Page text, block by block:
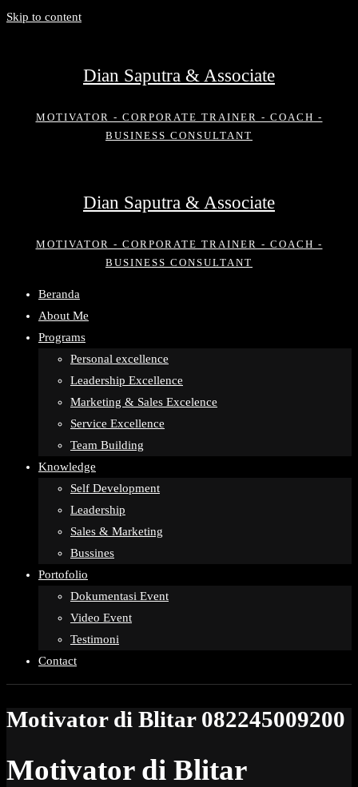
Skip to content
Dian Saputra & Associate
MOTIVATOR - CORPORATE TRAINER - COACH -
BUSINESS CONSULTANT
Dian Saputra & Associate
MOTIVATOR - CORPORATE TRAINER - COACH -
BUSINESS CONSULTANT
Beranda
About Me
Programs
Personal excellence
Leadership Excellence
Marketing & Sales Excelence
Service Excellence
Team Building
Knowledge
Self Development
Leadership
Sales & Marketing
Bussines
Portofolio
Dokumentasi Event
Video Event
Testimoni
Contact
Motivator di Blitar 082245009200
Motivator di Blitar